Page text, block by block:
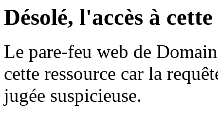
Désolé, l'accès à
Le pare-feu web de
cette ressource car la
jugée suspicieuse.